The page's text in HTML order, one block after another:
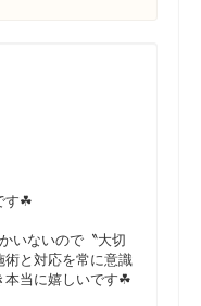
す☘
いないので〝大切
と対応を常に意識
本当に嬉しいです☘